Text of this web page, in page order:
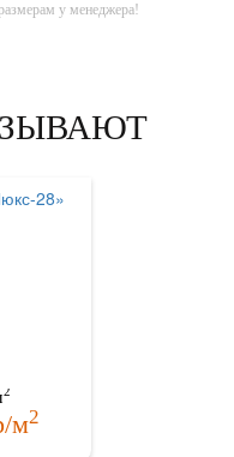
у менеджера!
2
м2